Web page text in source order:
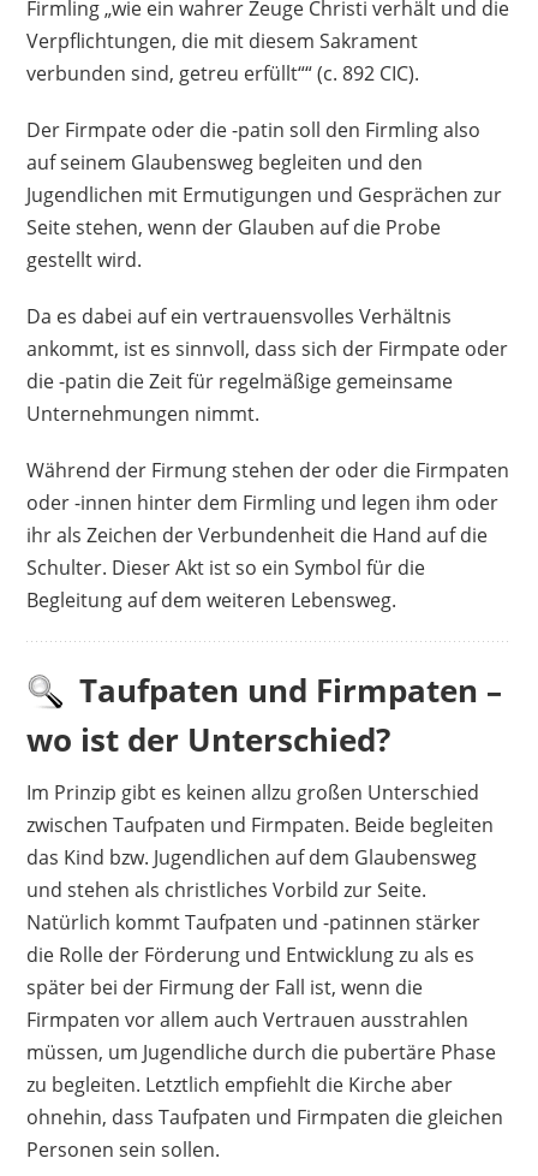
Firmling „wie ein wahrer Zeuge Christi verhält und die
Verpflichtungen, die mit diesem Sakrament
verbunden sind, getreu erfüllt““ (c. 892 CIC).
Der Firmpate oder die -patin soll den Firmling also
auf seinem Glaubensweg begleiten und den
Jugendlichen mit Ermutigungen und Gesprächen zur
Seite stehen, wenn der Glauben auf die Probe
gestellt wird.
Da es dabei auf ein vertrauensvolles Verhältnis
ankommt, ist es sinnvoll, dass sich der Firmpate oder
die -patin die Zeit für regelmäßige gemeinsame
Unternehmungen nimmt.
Während der Firmung stehen der oder die Firmpaten
oder -innen hinter dem Firmling und legen ihm oder
ihr als Zeichen der Verbundenheit die Hand auf die
Schulter. Dieser Akt ist so ein Symbol für die
Begleitung auf dem weiteren Lebensweg.
Taufpaten und Firmpaten –
wo ist der Unterschied?
Im Prinzip gibt es keinen allzu großen Unterschied
zwischen Taufpaten und Firmpaten. Beide begleiten
das Kind bzw. Jugendlichen auf dem Glaubensweg
und stehen als christliches Vorbild zur Seite.
Natürlich kommt Taufpaten und -patinnen stärker
die Rolle der Förderung und Entwicklung zu als es
später bei der Firmung der Fall ist, wenn die
Firmpaten vor allem auch Vertrauen ausstrahlen
müssen, um Jugendliche durch die pubertäre Phase
zu begleiten. Letztlich empfiehlt die Kirche aber
ohnehin, dass Taufpaten und Firmpaten die gleichen
Personen sein sollen.